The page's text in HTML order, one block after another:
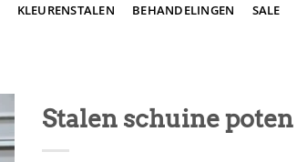
KLEURENSTALEN BEHANDELINGEN SALE
Stalen schuine poten